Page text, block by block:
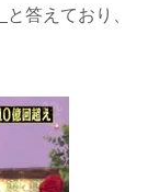
と答えており、